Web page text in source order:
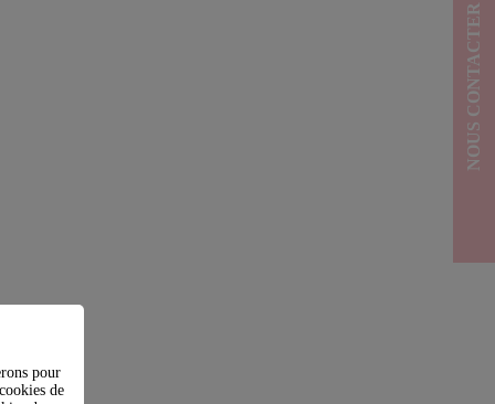
pour
de
NOUS CONTACTER